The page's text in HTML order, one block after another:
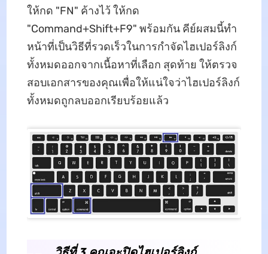
ให้กด "FN" ค้างไว้ ให้กด
"Command+Shift+F9" พร้อมกัน คีย์ผสมนี้ทํา
หน้าที่เป็นวิธีที่รวดเร็วในการกําจัดไฮเปอร์ลิงก์
ทั้งหมดออกจากเนื้อหาที่เลือก สุดท้าย ให้ตรวจ
สอบเอกสารของคุณเพื่อให้แน่ใจว่าไฮเปอร์ลิงก์
ทั้งหมดถูกลบออกเรียบร้อยแล้ว